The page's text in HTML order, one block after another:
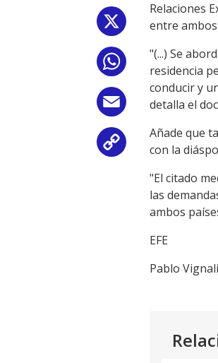
WhatsApp
Email
Copy
Link
Relaciones
entre
"(...) Se
residencia
conducir y
detalla el
Añade que
con la
"El citado
las
ambos
EFE
Pablo